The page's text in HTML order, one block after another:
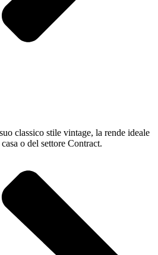
classico stile vintage, la rende ideale
o del settore Contract.